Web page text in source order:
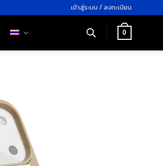
เข้าสู่ระบบ / ลงทะเบียน
0